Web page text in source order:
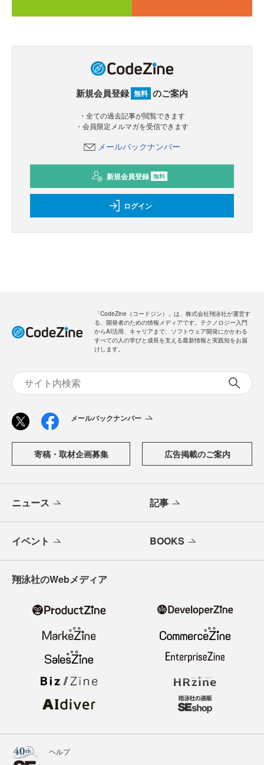
新規会員登録 無料 のご案内
・全ての過去記事が閲覧できます
・会員限定メルマガを受信できます
メールバックナンバー
新規会員登録 無料
ログイン
「CodeZine（コードジン）」は、株式会社翔泳社が運営す
る、開発者のための情報メディアです。テクノロジー入門
からAI活用、キャリアまで、ソフトウェア開発にかかわる
すべての人の学びと成長を支える最新情報と実践知をお届
けします。
メールバックナンバー
寄稿・取材企画募集 広告掲載のご案内
ニュース 記事
イベント BOOKS
翔泳社のWebメディア
ヘルプ